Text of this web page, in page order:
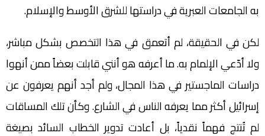
به الجامعات العبرية في دراستها للشرق الأوسط والإسلام.
لكن في الحقيقة، لم أتعمق في هذا التخصص بشكل مباشر،
ولا أدّعي الإلمام به. ما أعرفه هو أنني قابلت بعضاً ممن أنهوا
دراسات الماجستير في هذا المجال، ولم أجد أنهم يعرفون عن
إسرائيل أكثر مما يعرفه الناس في الشارع. وكأن تلك المساقات
لم تُنتج فهماً نقدياً، بل أعادت تدوير الخطاب السائد بصيغة